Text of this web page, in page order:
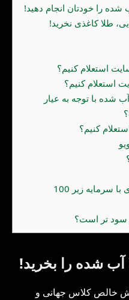
استعلام کنیم؟
استعلام کنیم؟
شده با توجه به عیار
کنیم؟
کم ریسک ترین سرمایه گذاری با سرمایه زیر 100
سود تر است؟
خالص کلاس جهانی و